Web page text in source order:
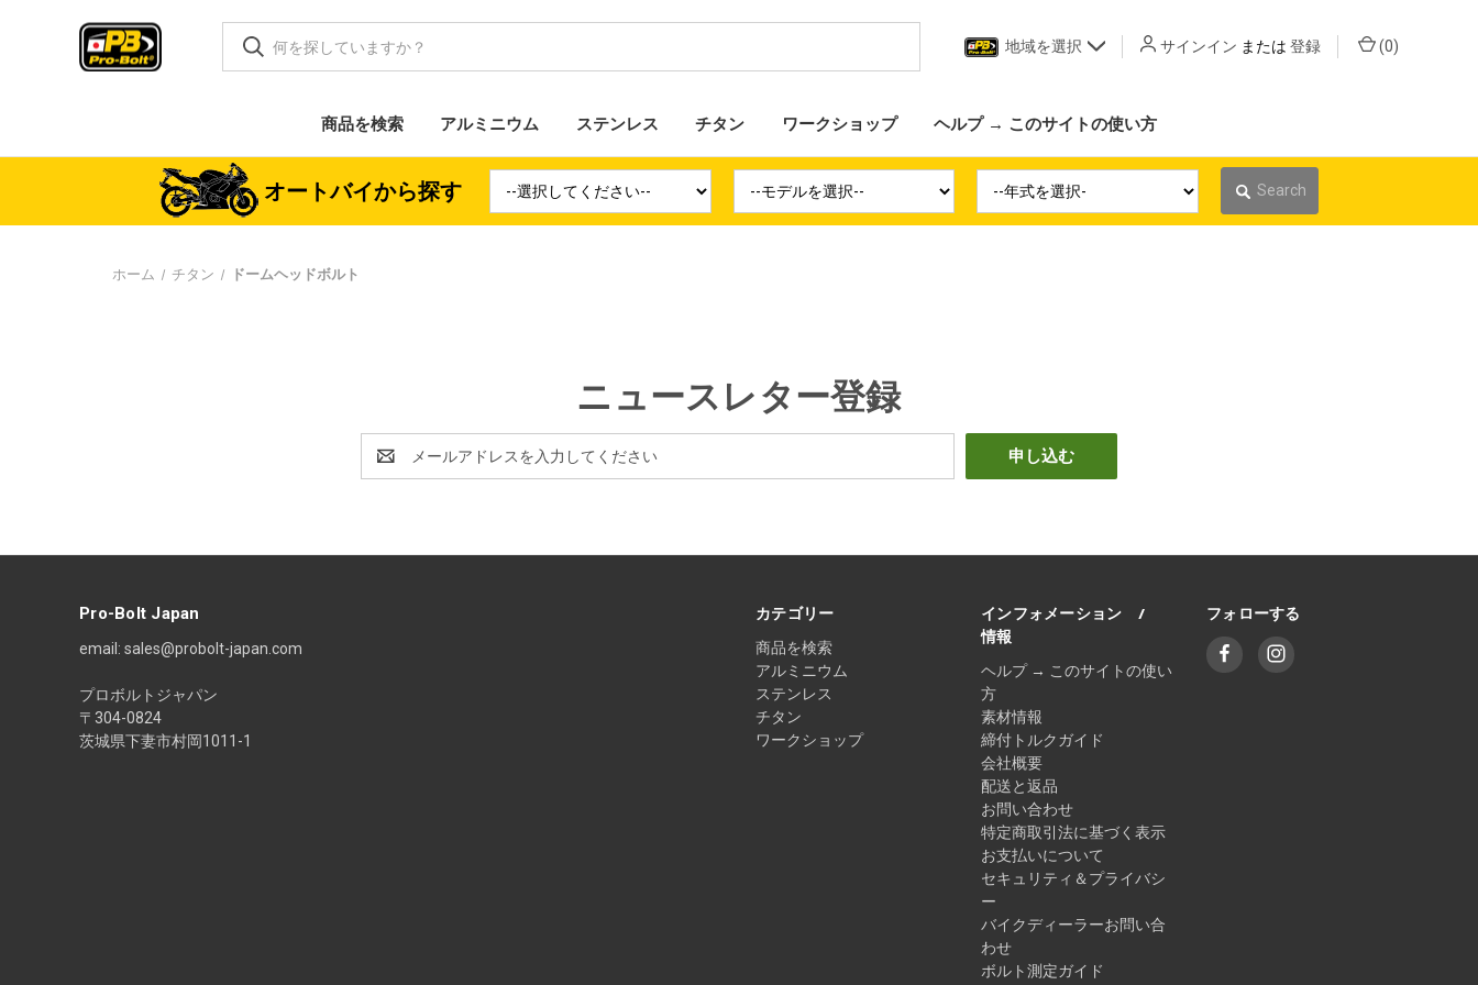
地域を選択 サインイン または 登録 (0)
商品を検索 アルミニウム ステンレス チタン ワークショップ ヘルプ → このサイトの使い方
オートバイから探す Search
ホーム チタン ドームヘッドボルト
ニュースレター登録
ド
カテゴリー
商品を検索
アルミニウム
ステンレス
チタン
ワークショップ
インフォメーション /
情報
ヘルプ → このサイトの使い
方
素材情報
締付トルクガイド
会社概要
配送と返品
お問い合わせ
特定商取引法に基づく表示
お支払いについて
セキュリティ＆プライバシ
ー
バイクディーラーお問い合
わせ
ボルト測定ガイド
フォローする
Pro-Bolt Japan
email: sales@probolt-japan.com
プロボルトジャパン
〒304-0824
茨城県下妻市村岡1011-1